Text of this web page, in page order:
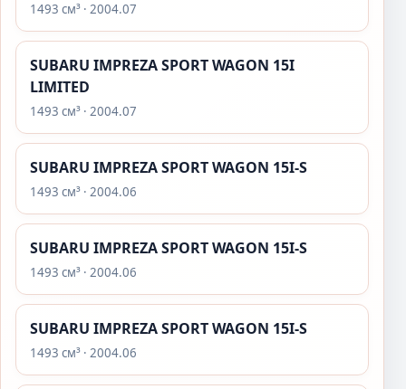
1493 см³ · 2004.07
SUBARU IMPREZA SPORT WAGON 15I
LIMITED
1493 см³ · 2004.07
SUBARU IMPREZA SPORT WAGON 15I-S
1493 см³ · 2004.06
SUBARU IMPREZA SPORT WAGON 15I-S
1493 см³ · 2004.06
SUBARU IMPREZA SPORT WAGON 15I-S
1493 см³ · 2004.06